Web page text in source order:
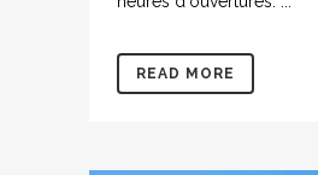
READ MORE